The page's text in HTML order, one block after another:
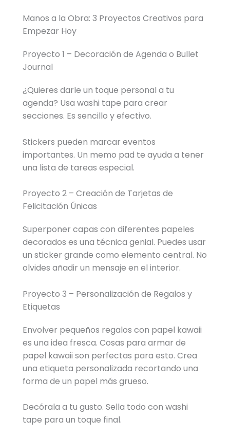
Manos a la Obra: 3 Proyectos Creativos para
Empezar Hoy
Proyecto 1 – Decoración de Agenda o Bullet
Journal
¿Quieres darle un toque personal a tu
agenda? Usa washi tape para crear
secciones. Es sencillo y efectivo.
Stickers pueden marcar eventos
importantes. Un memo pad te ayuda a tener
una lista de tareas especial.
Proyecto 2 – Creación de Tarjetas de
Felicitación Únicas
Superponer capas con diferentes papeles
decorados es una técnica genial. Puedes usar
un sticker grande como elemento central. No
olvides añadir un mensaje en el interior.
Proyecto 3 – Personalización de Regalos y
Etiquetas
Envolver pequeños regalos con papel kawaii
es una idea fresca. Cosas para armar de
papel kawaii son perfectas para esto. Crea
una etiqueta personalizada recortando una
forma de un papel más grueso.
Decórala a tu gusto. Sella todo con washi
tape para un toque final.